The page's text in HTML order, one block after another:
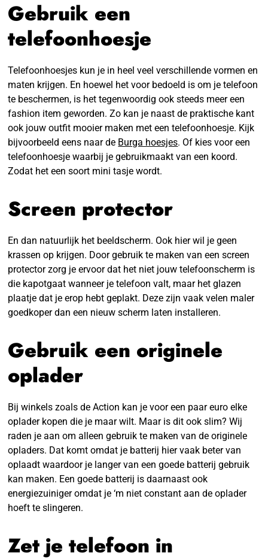
Gebruik een
telefoonhoesje
Telefoonhoesjes kun je in heel veel verschillende vormen en
maten krijgen. En hoewel het voor bedoeld is om je telefoon
te beschermen, is het tegenwoordig ook steeds meer een
fashion item geworden. Zo kan je naast de praktische kant
ook jouw outfit mooier maken met een telefoonhoesje. Kijk
bijvoorbeeld eens naar de Burga hoesjes. Of kies voor een
telefoonhoesje waarbij je gebruikmaakt van een koord.
Zodat het een soort mini tasje wordt.
Screen protector
En dan natuurlijk het beeldscherm. Ook hier wil je geen
krassen op krijgen. Door gebruik te maken van een screen
protector zorg je ervoor dat het niet jouw telefoonscherm is
die kapotgaat wanneer je telefoon valt, maar het glazen
plaatje dat je erop hebt geplakt. Deze zijn vaak velen maler
goedkoper dan een nieuw scherm laten installeren.
Gebruik een originele
oplader
Bij winkels zoals de Action kan je voor een paar euro elke
oplader kopen die je maar wilt. Maar is dit ook slim? Wij
raden je aan om alleen gebruik te maken van de originele
opladers. Dat komt omdat je batterij hier vaak beter van
oplaadt waardoor je langer van een goede batterij gebruik
kan maken. Een goede batterij is daarnaast ook
energiezuiniger omdat je ‘m niet constant aan de oplader
hoeft te slingeren.
Zet je telefoon in